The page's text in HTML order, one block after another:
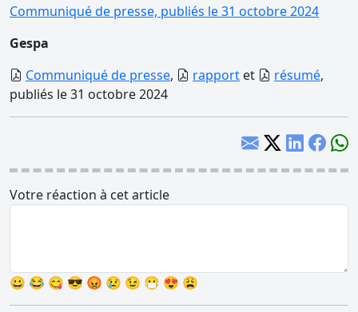
Communiqué de presse, publiés le 31 octobre 2024
Gespa
Communiqué de presse, rapport et résumé,
publiés le 31 octobre 2024
Votre réaction à cet article
😀 😂 😋 😎 😡 😢 😉 😷 😍 😩